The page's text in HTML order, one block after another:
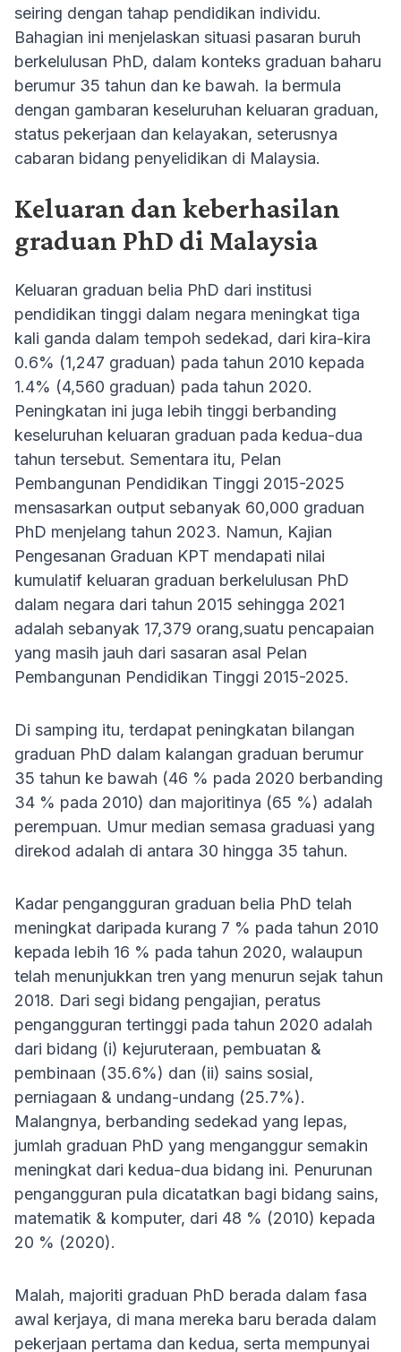
seiring dengan tahap pendidikan individu.
Bahagian ini menjelaskan situasi pasaran buruh
berkelulusan PhD, dalam konteks graduan baharu
berumur 35 tahun dan ke bawah. Ia bermula
dengan gambaran keseluruhan keluaran graduan,
status pekerjaan dan kelayakan, seterusnya
cabaran bidang penyelidikan di Malaysia.
Keluaran dan keberhasilan
graduan PhD di Malaysia
Keluaran graduan belia PhD dari institusi
pendidikan tinggi dalam negara meningkat tiga
kali ganda dalam tempoh sedekad, dari kira-kira
0.6% (1,247 graduan) pada tahun 2010 kepada
1.4% (4,560 graduan) pada tahun 2020.
Peningkatan ini juga lebih tinggi berbanding
keseluruhan keluaran graduan pada kedua-dua
tahun tersebut. Sementara itu, Pelan
Pembangunan Pendidikan Tinggi 2015-2025
mensasarkan output sebanyak 60,000 graduan
PhD menjelang tahun 2023. Namun, Kajian
Pengesanan Graduan KPT mendapati nilai
kumulatif keluaran graduan berkelulusan PhD
dalam negara dari tahun 2015 sehingga 2021
adalah sebanyak 17,379 orang,suatu pencapaian
yang masih jauh dari sasaran asal Pelan
Pembangunan Pendidikan Tinggi 2015-2025.
Di samping itu, terdapat peningkatan bilangan
graduan PhD dalam kalangan graduan berumur
35 tahun ke bawah (46 % pada 2020 berbanding
34 % pada 2010) dan majoritinya (65 %) adalah
perempuan. Umur median semasa graduasi yang
direkod adalah di antara 30 hingga 35 tahun.
Kadar pengangguran graduan belia PhD telah
meningkat daripada kurang 7 % pada tahun 2010
kepada lebih 16 % pada tahun 2020, walaupun
telah menunjukkan tren yang menurun sejak tahun
2018. Dari segi bidang pengajian, peratus
pengangguran tertinggi pada tahun 2020 adalah
dari bidang (i) kejuruteraan, pembuatan &
pembinaan (35.6%) dan (ii) sains sosial,
perniagaan & undang-undang (25.7%).
Malangnya, berbanding sedekad yang lepas,
jumlah graduan PhD yang menganggur semakin
meningkat dari kedua-dua bidang ini. Penurunan
pengangguran pula dicatatkan bagi bidang sains,
matematik & komputer, dari 48 % (2010) kepada
20 % (2020).
Malah, majoriti graduan PhD berada dalam fasa
awal kerjaya, di mana mereka baru berada dalam
pekerjaan pertama dan kedua, serta mempunyai